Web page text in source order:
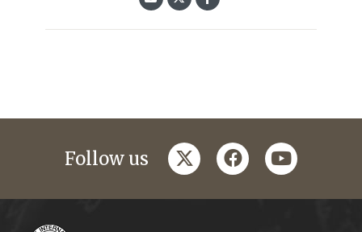
Follow us twitterfacebookyoutube